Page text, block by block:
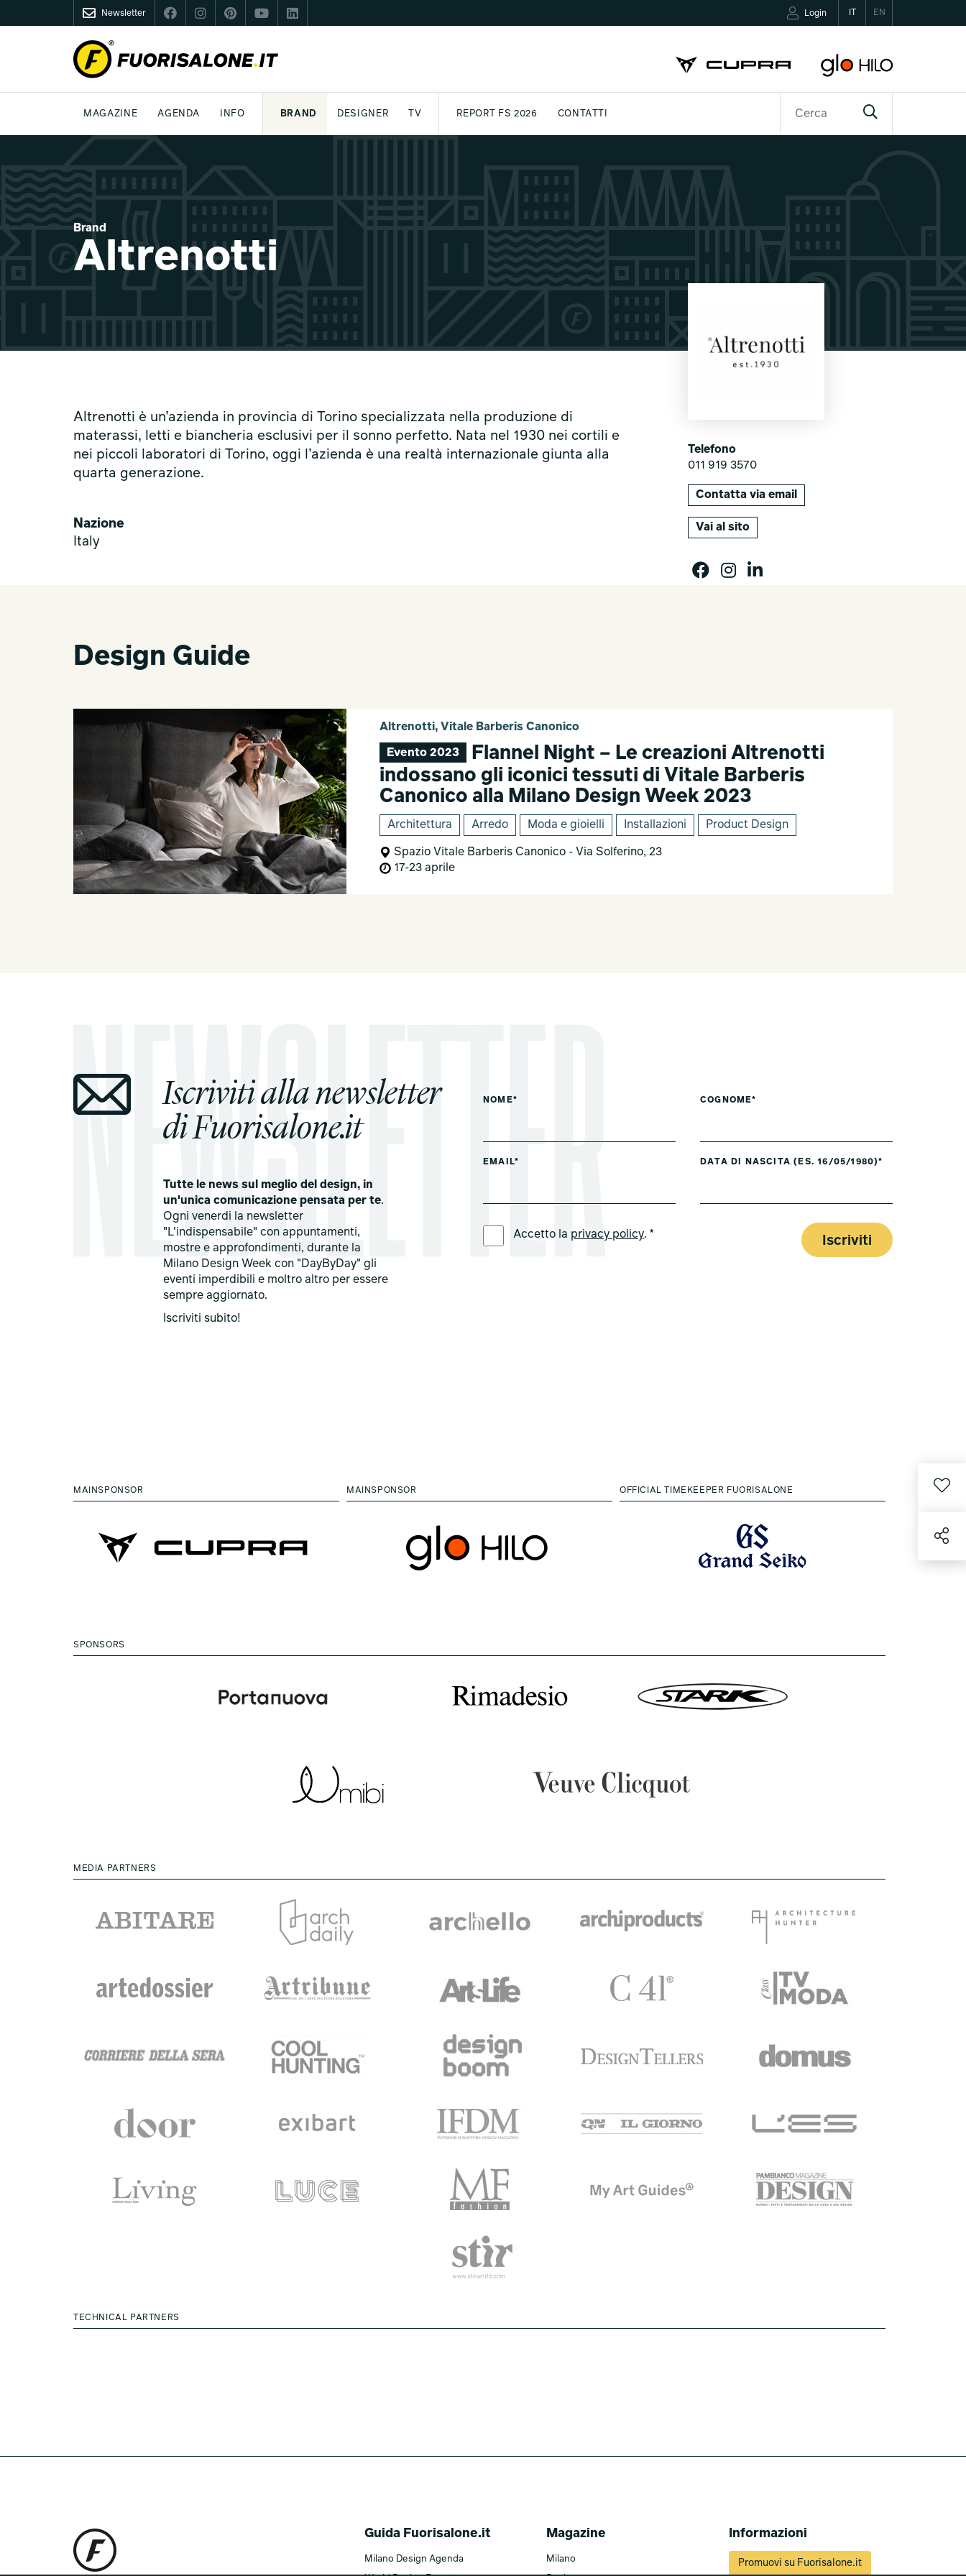
Newsletter EN
Login
MAGAZINE
DESIGN
AGENDA
MILANO DESIGN AGENDA
INFO
COS'È FUORISALONE
BRAND DESIGNER TV REPORT FS 2026 CONTATTI
Brand
Altrenotti
Altrenotti è un’azienda in provincia di Torino specializzata nella produzione di
materassi, letti e biancheria esclusivi per il sonno perfetto. Nata nel 1930 nei cortili e
nei piccoli laboratori di Torino, oggi l’azienda è una realtà internazionale giunta alla
quarta generazione.
Nazione
Italy
Telefono
011 919 3570
Contatta via email
Vai al sito
Design Guide
Altrenotti, Vitale Barberis Canonico
Evento 2023
Flannel Night – Le creazioni Altrenotti
indossano gli iconici tessuti di Vitale Barberis
Canonico alla Milano Design Week 2023
Architettura Arredo Moda e gioielli Installazioni Product Design
Spazio Vitale Barberis Canonico - Via Solferino, 23
17-23 aprile
Iscriviti alla newsletter
di Fuorisalone.it
Tutte le news sul meglio del design, in
un'unica comunicazione pensata per te.
Ogni venerdi la newsletter
"L'indispensabile" con appuntamenti,
mostre e approfondimenti, durante la
Milano Design Week con "DayByDay" gli
eventi imperdibili e moltro altro per essere
sempre aggiornato.
Iscriviti subito!
NOME* COGNOME*
EMAIL* DATA DI NASCITA (ES. 16/05/1980)*
Accetto la privacy policy. * Iscriviti
MAINSPONSOR MAINSPONSOR OFFICIAL TIMEKEEPER FUORISALONE
SPONSORS
MEDIA PARTNERS
TECHNICAL PARTNERS
Guida Fuorisalone.it
Milano Design Agenda
Magazine
Milano
Informazioni
Promuovi su Fuorisalone.it